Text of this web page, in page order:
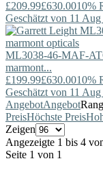
£209.99£630.0010%
Geschätzt von 11
ML3038-46-MAF-
marmont...
£199.99£630.0010%
Geschätzt von 11
AngebotAngebot
PreisHöchste Preis
Zeigen
Angezeigte 1 bis 4
Seite 1 von 1